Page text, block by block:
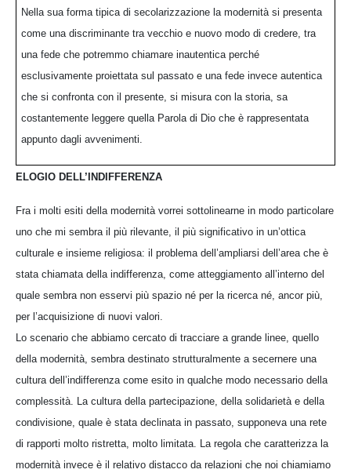
Nella sua forma tipica di secolarizzazione la modernità si presenta
come una discriminante tra vecchio e nuovo modo di credere, tra
una fede che potremmo chiamare inautentica perché
esclusivamente proiettata sul passato e una fede invece autentica
che si confronta con il presente, si misura con la storia, sa
costantemente leggere quella Parola di Dio che è rappresentata
appunto dagli avvenimenti.
ELOGIO DELL’INDIFFERENZA
Fra i molti esiti della modernità vorrei sottolinearne in modo particolare
uno che mi sembra il più rilevante, il più significativo in un’ottica
culturale e insieme religiosa: il problema dell’ampliarsi dell’area che è
stata chiamata della indifferenza, come atteggiamento all’interno del
quale sembra non esservi più spazio né per la ricerca né, ancor più,
per l’acquisizione di nuovi valori.
Lo scenario che abbiamo cercato di tracciare a grande linee, quello
della modernità, sembra destinato strutturalmente a secernere una
cultura dell’indifferenza come esito in qualche modo necessario della
complessità. La cultura della partecipazione, della solidarietà e della
condivisione, quale è stata declinata in passato, supponeva una rete
di rapporti molto ristretta, molto limitata. La regola che caratterizza la
modernità invece è il relativo distacco da relazioni che noi chiamiamo